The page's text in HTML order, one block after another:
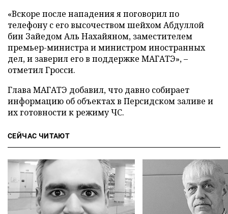
«Вскоре после нападения я поговорил по
телефону с его высочеством шейхом Абдуллой
бин Зайедом Аль Нахайяном, заместителем
премьер-министра и министром иностранных
дел, и заверил его в поддержке МАГАТЭ», –
отметил Гросси.
Глава МАГАТЭ добавил, что давно собирает
информацию об объектах в Персидском заливе и
их готовности к режиму ЧС.
СЕЙЧАС ЧИТАЮТ